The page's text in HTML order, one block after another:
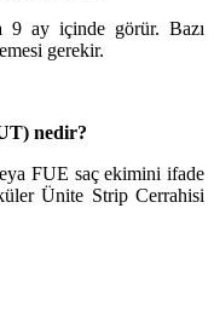
9 ay içinde görür. Bazı
gerekir.
nedir?
FUE saç ekimini ifade
Ünite Strip Cerrahisi